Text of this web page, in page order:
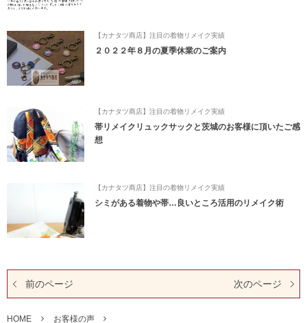
【カナタツ商店】注目の着物リメイク実績
２０２２年８月の夏季休業のご案内
【カナタツ商店】注目の着物リメイク実績
帯リメイクリュックサックと茨城のお客様に頂いたご感
想
【カナタツ商店】注目の着物リメイク実績
シミがある着物や帯…良いところ活用のリメイク術
前のページ 次のページ
HOME
お客様の声